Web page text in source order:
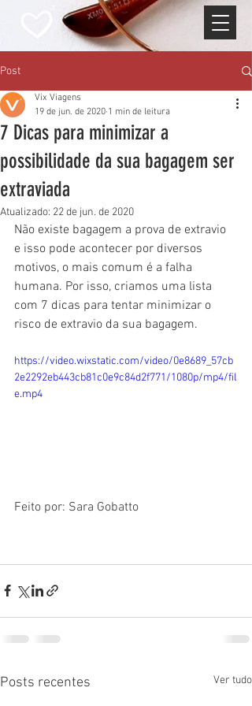
Post
7 Dicas para minimizar a
possibilidade da sua bagagem ser
extraviada
Vix Viagens
19 de jun. de 2020 1 min de leitura
Atualizado: 22 de jun. de 2020
Não existe bagagem a prova de extravio
e isso pode acontecer por diversos
motivos, o mais comum é a falha
humana. Por isso, criamos uma lista
com 7 dicas para tentar minimizar o
risco de extravio da sua bagagem.
https://video.wixstatic.com/video/0e8689_57cb
2e2292eb443cb81c0e9c84d2f771/1080p/mp4/fil
e.mp4
Feito por: Sara Gobatto
Posts recentes Ver tudo